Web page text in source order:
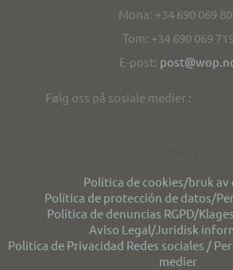
Mona: +34 690 069
Tom: +34 690 069 719
E-post:
Følg oss på sosiale medier :
Politica de cookies/bruk av
Política de protección de datos/
Política de denuncias RGPD/
Aviso Legal/Juridisk
Politica de Privacidad Redes sociales /
medier